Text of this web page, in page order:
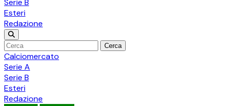
Serie B
Esteri
Redazione
Cerca
Calciomercato
Serie A
Serie B
Esteri
Redazione